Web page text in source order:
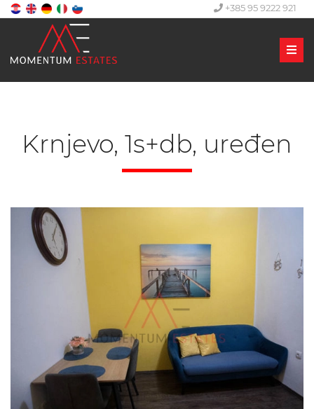
+385 95 9222 921
Krnjevo, 1s+db, uređen